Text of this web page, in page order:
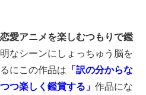
愛アニメを楽しむつもりで鑑
なシーンにしょっちゅう脳を
にこの作品は 「訳の分からな
つ楽しく鑑賞する」 作品にな